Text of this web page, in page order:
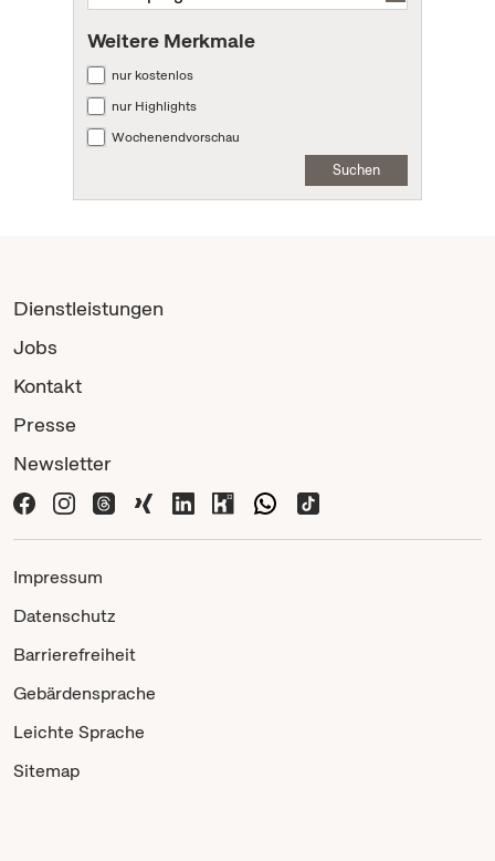
Weitere Merkmale
nur kostenlos
nur Highlights
Wochenendvorschau
Suchen
Dienstleistungen
Jobs
Kontakt
Presse
Newsletter
Impressum
Datenschutz
Barrierefreiheit
Gebärdensprache
Leichte Sprache
Sitemap